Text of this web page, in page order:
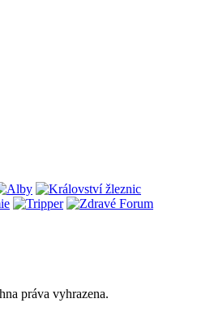
práva vyhrazena.